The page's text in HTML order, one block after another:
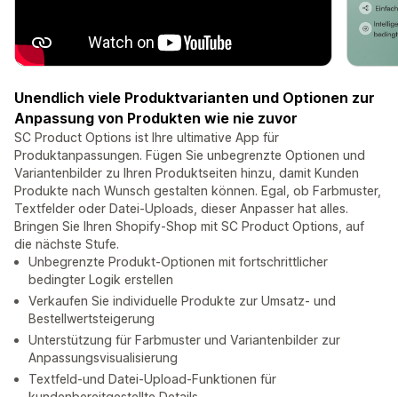
Unendlich viele Produktvarianten und Optionen zur
Anpassung von Produkten wie nie zuvor
SC Product Options ist Ihre ultimative App für
Produktanpassungen. Fügen Sie unbegrenzte Optionen und
Variantenbilder zu Ihren Produktseiten hinzu, damit Kunden
Produkte nach Wunsch gestalten können. Egal, ob Farbmuster,
Textfelder oder Datei-Uploads, dieser Anpasser hat alles.
Bringen Sie Ihren Shopify-Shop mit SC Product Options, auf
die nächste Stufe.
Unbegrenzte Produkt-Optionen mit fortschrittlicher
bedingter Logik erstellen
Verkaufen Sie individuelle Produkte zur Umsatz- und
Bestellwertsteigerung
Unterstützung für Farbmuster und Variantenbilder zur
Anpassungsvisualisierung
Textfeld-und Datei-Upload-Funktionen für